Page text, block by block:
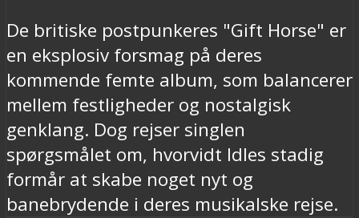
De britiske postpunkeres "Gift Horse" er
en eksplosiv forsmag på deres
kommende femte album, som balancerer
mellem festligheder og nostalgisk
genklang. Dog rejser singlen
spørgsmålet om, hvorvidt Idles stadig
formår at skabe noget nyt og
banebrydende i deres musikalske rejse.